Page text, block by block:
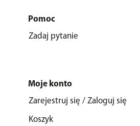
Pomoc
Zadaj pytanie
Moje konto
Zarejestruj się / Zaloguj się
Koszyk